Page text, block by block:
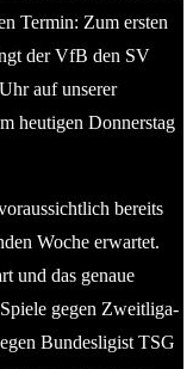
Termin: Zum ersten
der VfB den SV
auf unserer
heutigen Donnerstag
bereits
Woche erwartet.
und das genaue
gegen Zweitliga-
Bundesligist TSG